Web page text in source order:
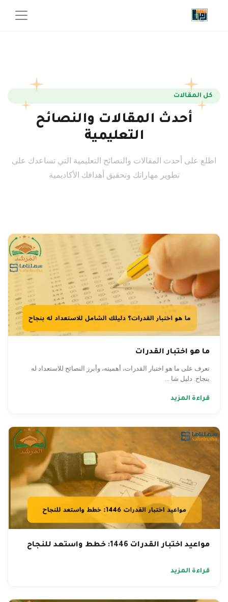
كل المقالات
أحدث المقالات والنصائح
التعليمية
اطلع على أحدث المقالات والنصائح التعليمية التي تساعدك على
تطوير مهاراتك وتحقيق أهدافك الأكاديمية
ما هو اختبار القدرات
تعرف على ما هو اختبار القدرات، أهميته، وأبرز النصائح للاستعداد له
بنجاح. دليل شا ...
قراءة المزيد
مواعيد اختبار القدرات 1446: خطط واستعد للنجاح
قراءة المزيد